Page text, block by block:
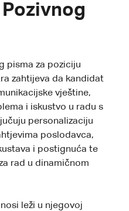
pisma za poziciju
zahtijeva da kandidat
vještine,
i iskustvo u radu s
personalizaciju
poslodavca,
i postignuća te
rad u dinamičnom
leži u njegovoj